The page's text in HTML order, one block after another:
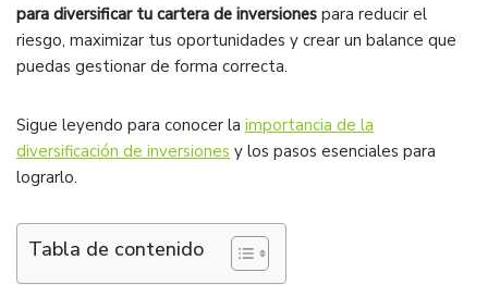
para diversificar tu cartera de inversiones para reducir el
riesgo, maximizar tus oportunidades y crear un balance que
puedas gestionar de forma correcta.
Sigue leyendo para conocer la importancia de la
diversificación de inversiones y los pasos esenciales para
lograrlo.
Tabla de contenido